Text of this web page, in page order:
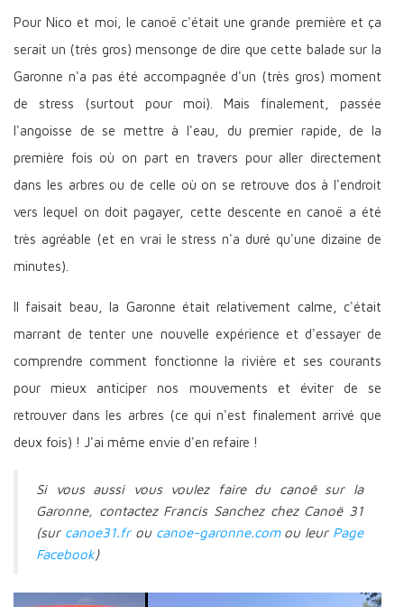
Pour Nico et moi, le canoë c'était une grande première et ça
serait un (très gros) mensonge de dire que cette balade sur la
Garonne n'a pas été accompagnée d'un (très gros) moment
de stress (surtout pour moi). Mais finalement, passée
l'angoisse de se mettre à l'eau, du premier rapide, de la
première fois où on part en travers pour aller directement
dans les arbres ou de celle où on se retrouve dos à l'endroit
vers lequel on doit pagayer, cette descente en canoë a été
très agréable (et en vrai le stress n'a duré qu'une dizaine de
minutes).
Il faisait beau, la Garonne était relativement calme, c'était
marrant de tenter une nouvelle expérience et d'essayer de
comprendre comment fonctionne la rivière et ses courants
pour mieux anticiper nos mouvements et éviter de se
retrouver dans les arbres (ce qui n'est finalement arrivé que
deux fois) ! J'ai même envie d'en refaire !
Si vous aussi vous voulez faire du canoë sur la
Garonne, contactez Francis Sanchez chez Canoë 31
(sur canoe31.frou canoe-garonne.comou leur Page
Facebook)